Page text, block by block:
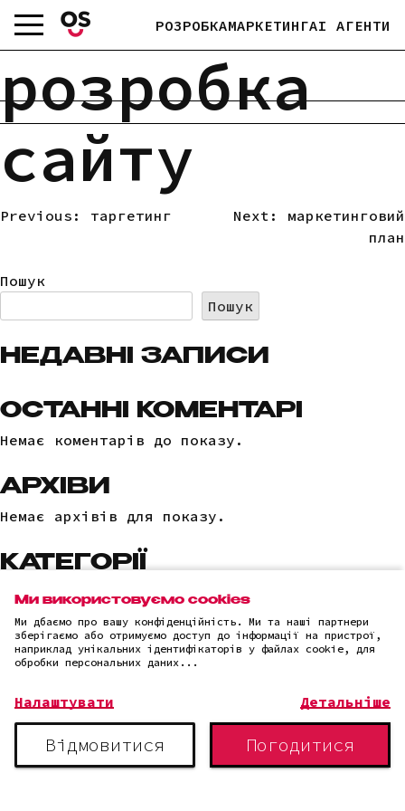
Skip
to
content
РОЗРОБКАМАРКЕТИНГAI АГЕНТИ
розробка
сайту
НАВІГАЦІЯ
Previous: таргетинг Next:
маркетинговий
план
Пошук
Пошук
НЕДАВНІ ЗАПИСИ
ОСТАННІ КОМЕНТАРІ
Немає коментарів до показу.
АРХІВИ
Немає архівів для показу.
КАТЕГОРІЇ
Немає категорій
Політика конфіденційності
Ми використовуємо cookies
Ми дбаємо про вашу конфіденційність. Ми та наші партнери
зберігаємо або отримуємо доступ до інформації на пристрої,
наприклад унікальних ідентифікаторів у файлах cookie, для
обробки персональних даних...
Налаштувати Детальніше
Погодитися
Відмовитися